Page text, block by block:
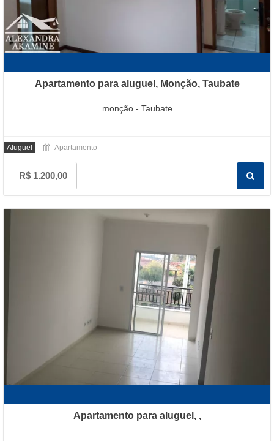
Apartamento para aluguel, Monção, Taubate
monção - Taubate
Aluguel Apartamento
R$ 1.200,00
Apartamento para aluguel, ,